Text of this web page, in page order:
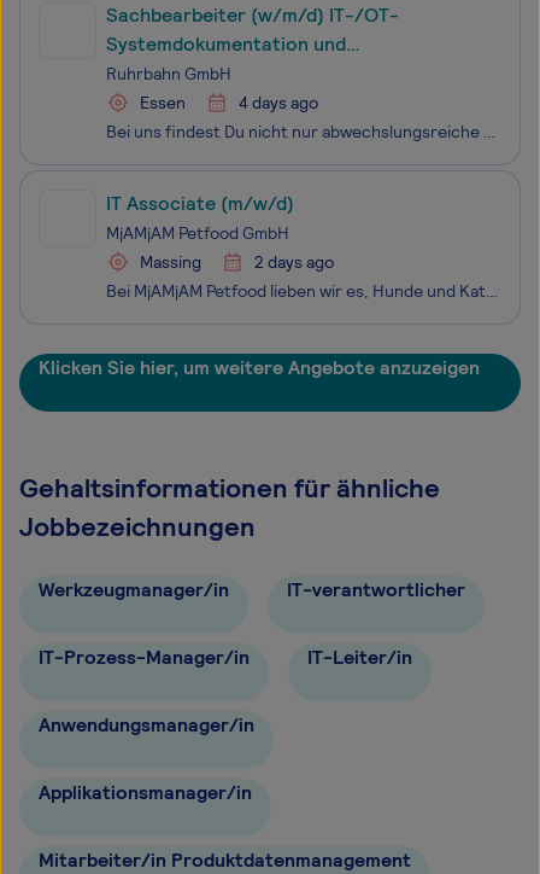
Sachbearbeiter (w/m/d) IT-/OT-
Systemdokumentation und
Systemadministration
Ruhrbahn GmbH
Essen
4 days ago
Bei uns findest Du nicht nur abwechslungsreiche und zukunftssichere Arbeitsplätze in Essen und Mülheim an der Ruhr. In einem familiären Arbeitsumfeld, das von Respekt, gegenseitiger Unterstützung und Wertschätzung geprägt ist, arbeiten rund 2.500 Mitarbeitende aus 42 Nationen in verschiedensten Beru
IT Associate (m/w/d)
MjAMjAM Petfood GmbH
Massing
2 days ago
Bei MjAMjAM Petfood lieben wir es, Hunde und Katzen mit artgerechtem, natürlichem Futter glücklich zu machen. Unsere Marke steht für hochwertige Zutaten, viel Charme und begeistert mit starken Ideen und Innovation. Gemeinsam als Team setzen wir täglich alles daran, unsere Mission weiter voranzutreib
Klicken Sie hier, um weitere Angebote anzuzeigen
Gehaltsinformationen für ähnliche
Jobbezeichnungen
Werkzeugmanager/in IT-verantwortlicher
IT-Prozess-Manager/in IT-Leiter/in
Anwendungsmanager/in
Applikationsmanager/in
Mitarbeiter/in Produktdatenmanagement